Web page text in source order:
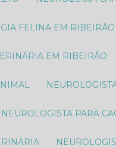
FELINA EM
EM RIBEIRÃO
NEUROLOGISTA PARA